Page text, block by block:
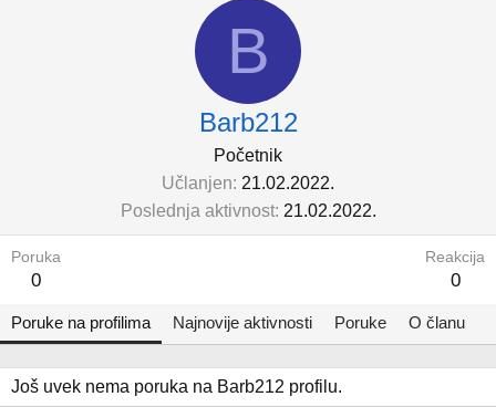
B
Barb212
Početnik
Učlanjen 21.02.2022.
Poslednja aktivnost 21.02.2022.
Poruka
0
Reakcija
0
Poruke na profilima Najnovije aktivnosti Poruke O članu
Još uvek nema poruka na Barb212 profilu.